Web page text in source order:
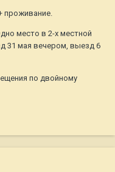
проживание.
место в 2-х местной
31 мая вечером, выезд 6
по двойному